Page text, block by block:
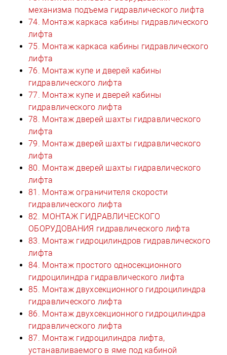
механизма подъема гидравлического лифта
74. Монтаж каркаса кабины гидравлического
лифта
75. Монтаж каркаса кабины гидравлического
лифта
76. Монтаж купе и дверей кабины
гидравлического лифта
77. Монтаж купе и дверей кабины
гидравлического лифта
78. Монтаж дверей шахты гидравлического
лифта
79. Монтаж дверей шахты гидравлического
лифта
80. Монтаж дверей шахты гидравлического
лифта
81. Монтаж ограничителя скорости
гидравлического лифта
82. МОНТАЖ ГИДРАВЛИЧЕСКОГО
ОБОРУДОВАНИЯ гидравлического лифта
83. Монтаж гидроцилиндров гидравлического
лифта
84. Монтаж простого односекционного
гидроцилиндра гидравлического лифта
85. Монтаж двухсекционного гидроцилиндра
гидравлического лифта
86. Монтаж двухсекционного гидроцилиндра
гидравлического лифта
87. Монтаж гидроцилиндра лифта,
устанавливаемого в яме под кабиной